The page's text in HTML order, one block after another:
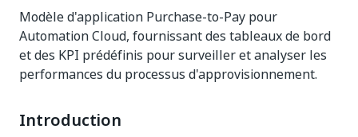
Modèle d'application Purchase-to-Pay pour
Automation Cloud, fournissant des tableaux de bord
et des KPI prédéfinis pour surveiller et analyser les
performances du processus d'approvisionnement.
Introduction